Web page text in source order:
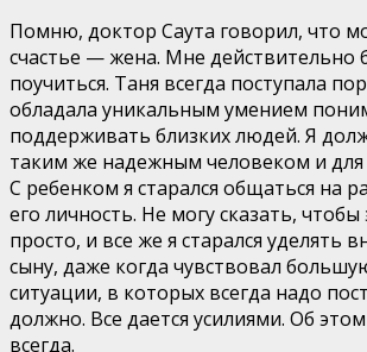
Помню, доктор Саута говорил, что
счастье — жена. Мне действительно
поучиться. Таня всегда поступала
обладала уникальным умением
поддерживать близких людей. Я
таким же надежным человеком и для
С ребенком я старался общаться на
его личность. Не могу сказать,
просто, и все же я старался уделять
сыну, даже когда чувствовал
ситуации, в которых всегда надо
должно. Все дается усилиями. Об
всегда.